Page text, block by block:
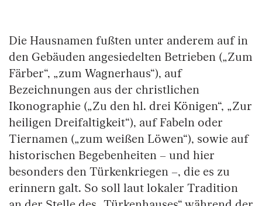
Die Hausnamen fußten unter anderem auf in
den Gebäuden angesiedelten Betrieben („Zum
Färber“, „zum Wagnerhaus“), auf
Bezeichnungen aus der christlichen
Ikonographie („Zu den hl. drei Königen“, „Zur
heiligen Dreifaltigkeit“), auf Fabeln oder
Tiernamen („zum weißen Löwen“), sowie auf
historischen Begebenheiten – und hier
besonders den Türkenkriegen –, die es zu
erinnern galt. So soll laut lokaler Tradition